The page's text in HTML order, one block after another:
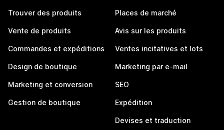
Trouver des produits
Vente de produits
Commandes et expéditions
Design de boutique
Marketing et conversion
Gestion de boutique
Places de marché
Avis sur les produits
Ventes incitatives et lots
Marketing par e-mail
SEO
Expédition
Devises et traduction